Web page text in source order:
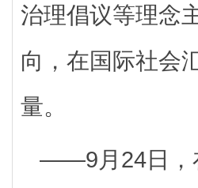
治理倡议等理念
向，在国际社会
量。
——9月24日，